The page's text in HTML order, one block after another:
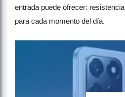
entrada puede ofrecer:
para cada momento del día.